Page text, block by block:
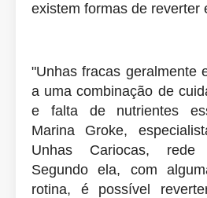
existem formas de reverter
"Unhas fracas geralmente
a uma combinação de
e falta de nutrientes
Marina Groke,
Unhas Cariocas, rede
Segundo ela, com
rotina, é possível